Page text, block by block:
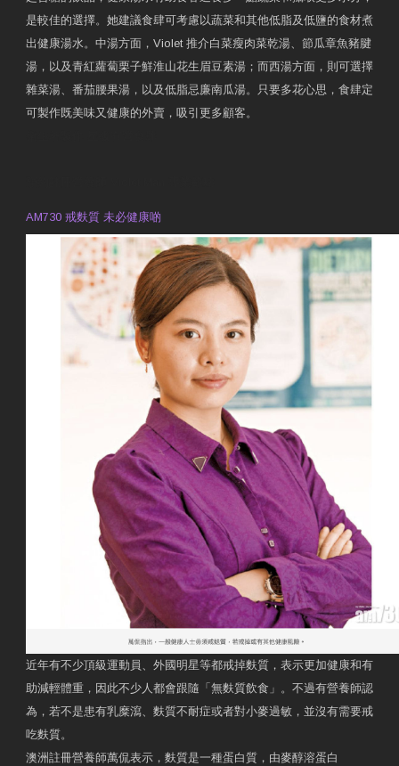
是較佳的選擇。她建議食肆可考慮以蔬菜和其他低脂及低鹽的食材煮
出健康湯水。中湯方面，Violet 推介白菜瘦肉菜乾湯、節瓜章魚豬腱
湯，以及青紅蘿蔔栗子鮮淮山花生眉豆素湯；而西湯方面，則可選擇
雜菜湯、番茄腰果湯，以及低脂忌廉南瓜湯。只要多花心思，食肆定
可製作既美味又健康的外賣，吸引更多顧客。
AM730 戒麩質 未必健康啲
近年有不少頂級運動員、外國明星等都戒掉麩質，表示更加健康和有
助減輕體重，因此不少人都會跟隨「無麩質飲食」。不過有營養師認
為，若不是患有乳糜瀉、麩質不耐症或者對小麥過敏，並沒有需要戒
吃麩質。
澳洲註冊營養師萬侃表示，麩質是一種蛋白質，由麥醇溶蛋白